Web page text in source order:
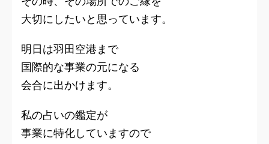
大切にしたいと思っています。
明日は羽田空港まで
国際的な事業の元になる
会合に出かけます。
私の占いの鑑定が
事業に特化していますので